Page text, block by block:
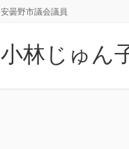
安曇野市議会議員
小林じゅん